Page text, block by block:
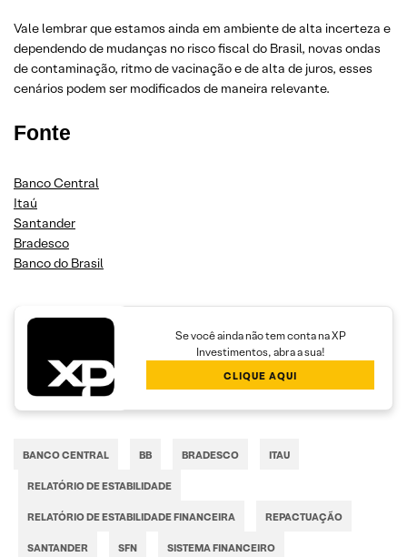
Vale lembrar que estamos ainda em ambiente de alta incerteza e
dependendo de mudanças no risco fiscal do Brasil, novas ondas
de contaminação, ritmo de vacinação e de alta de juros, esses
cenários podem ser modificados de maneira relevante.
Fonte
Banco Central
Itaú
Santander
Bradesco
Banco do Brasil
Se você ainda não tem conta na XP
Investimentos, abra a sua!
CLIQUE AQUI
BANCO CENTRAL BB BRADESCO ITAU
RELATÓRIO DE ESTABILIDADE
RELATÓRIO DE ESTABILIDADE FINANCEIRA REPACTUAÇÃO
SANTANDER SFN SISTEMA FINANCEIRO